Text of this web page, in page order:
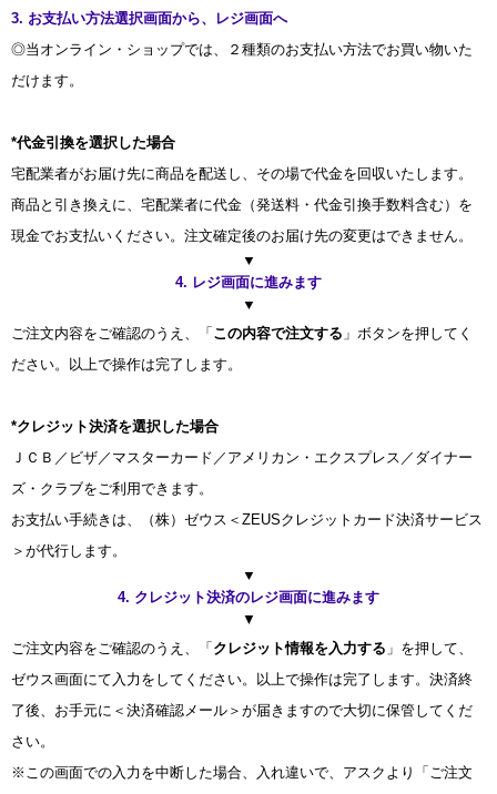
3. お支払い方法選択画面から、レジ画面へ
◎当オンライン・ショップでは、２種類のお支払い方法でお買い物いた
だけます。
*代金引換を選択した場合
宅配業者がお届け先に商品を配送し、その場で代金を回収いたします。
商品と引き換えに、宅配業者に代金（発送料・代金引換手数料含む）を
現金でお支払いください。注文確定後のお届け先の変更はできません。
▼
4. レジ画面に進みます
▼
ご注文内容をご確認のうえ、「 この内容で注文する 」ボタンを押してく
ださい。以上で操作は完了します。
*クレジット決済を選択した場合
ＪＣＢ／ビザ／マスターカード／アメリカン・エクスプレス／ダイナー
ズ・クラブをご利用できます。
お支払い手続きは、（株）ゼウス＜ZEUSクレジットカード決済サービス
＞が代行します。
▼
4. クレジット決済のレジ画面に進みます
▼
ご注文内容をご確認のうえ、「 クレジット情報を入力する 」を押して、
ゼウス画面にて入力をしてください。以上で操作は完了します。決済終
了後、お手元に＜決済確認メール＞が届きますので大切に保管してくだ
さい。
※この画面での入力を中断した場合、入れ違いで、アスクより「ご注文